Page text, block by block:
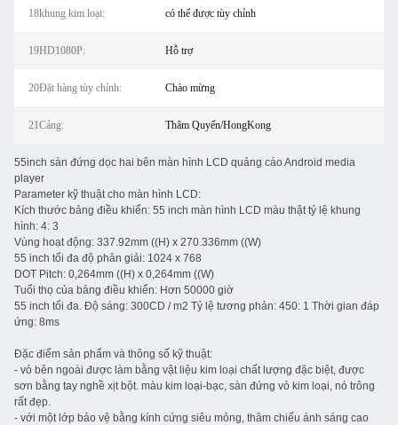
18khung kim loại: có thể được tùy chỉnh
19HD1080P: Hỗ trợ
20Đặt hàng tùy chỉnh: Chào mừng
21Cảng: Thâm Quyến/HongKong
55inch sàn đứng dọc hai bên màn hình LCD quảng cáo Android media
player
Parameter kỹ thuật cho màn hình LCD:
Kích thước bảng điều khiển: 55 inch màn hình LCD màu thật tỷ lệ khung
hình: 4: 3
Vùng hoạt động: 337.92mm ((H) x 270.336mm ((W)
55 inch tối đa độ phân giải: 1024 x 768
DOT Pitch: 0,264mm ((H) x 0,264mm ((W)
Tuổi thọ của bảng điều khiển: Hơn 50000 giờ
55 inch tối đa. Độ sáng: 300CD / m2 Tỷ lệ tương phản: 450: 1 Thời gian đáp
ứng: 8ms
Đặc điểm sản phẩm và thông số kỹ thuật:
- vỏ bên ngoài được làm bằng vật liệu kim loại chất lượng đặc biệt, được
sơn bằng tay nghề xịt bột. màu kim loại-bạc, sàn đứng vỏ kim loại, nó trông
rất đẹp.
- với một lớp bảo vệ bằng kính cứng siêu mỏng, thâm chiếu ánh sáng cao